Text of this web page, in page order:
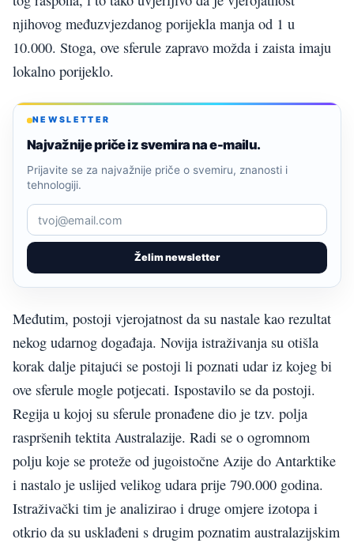
njihovog međuzvjezdanog porijekla manja od 1 u
10.000. Stoga, ove sferule zapravo možda i zaista imaju
lokalno porijeklo.
NEWSLETTER
Najvažnije priče iz svemira na e-mailu.
Želim newsletter
Prijavite se za najvažnije priče o svemiru, znanosti i
tehnologiji.
Međutim, postoji vjerojatnost da su nastale kao rezultat
nekog udarnog događaja. Novija istraživanja su otišla
korak dalje pitajući se postoji li poznati udar iz kojeg bi
ove sferule mogle potjecati. Ispostavilo se da postoji.
Regija u kojoj su sferule pronađene dio je tzv. polja
raspršenih tektita Australazije. Radi se o ogromnom
polju koje se proteže od jugoistočne Azije do Antarktike
i nastalo je uslijed velikog udara prije 790.000 godina.
Istraživački tim je analizirao i druge omjere izotopa i
otkrio da su usklađeni s drugim poznatim australazijskim